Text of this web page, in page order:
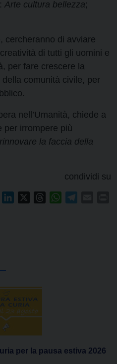
Arte cultura bellezza;
cercheranno di avviare
di tutti gli uomini e
per fare crescere la
comunità civile, per
nell’Umanità, chiede a
per irrompere più
rinnovare la faccia della
condividi su
PinterestLinkedIn ThreadsWhatsApp
per la pausa estiva 2026